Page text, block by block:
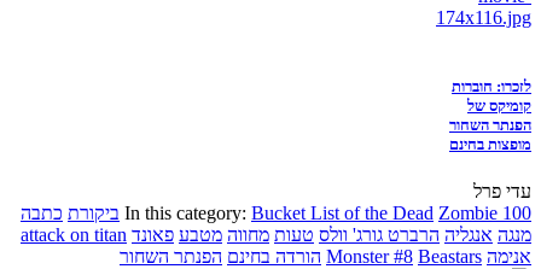
לזכרו: חוברות
קומיקס של
הפנתר השחור
מופצות בחינם
עדי פרל
In this category: Bucket List of the Dead Zombie 100 ביקורת כתבה
מנגה אנגליה הרברט גורג' וולס טעות מחווה מטבע פאונד attack on titan
אנימה
Monster #8 Beastars הורדה בחינם הפנתר השחור